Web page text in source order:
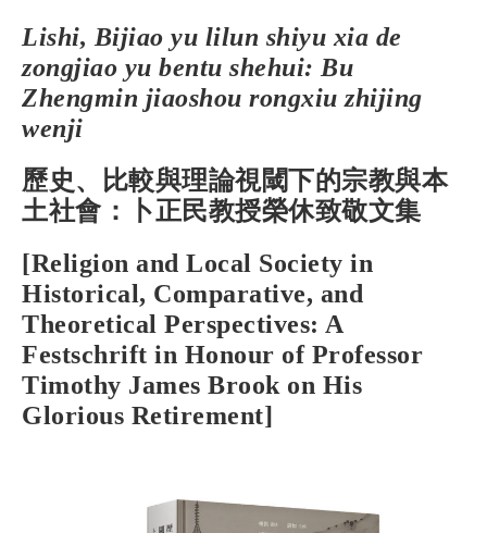
Lishi, Bijiao yu lilun shiyu xia de
zongjiao yu bentu shehui: Bu
Zhengmin jiaoshou rongxiu zhijing
wenji
歷史、比較與理論視閾下的宗教與本
土社會：卜正民教授榮休致敬文集
[Religion and Local Society in
Historical, Comparative, and
Theoretical Perspectives: A
Festschrift in Honour of Professor
Timothy James Brook on His
Glorious Retirement]